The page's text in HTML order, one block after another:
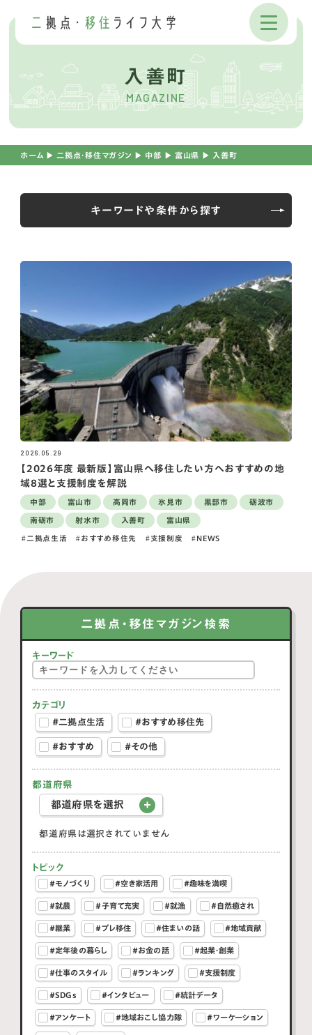
入善町
MAGAZINE
ホーム ▶︎ 二拠点・移住マガジン ▶︎ 中部 ▶︎ 富山県 ▶︎ 入善町
キーワードや条件から探す
2026.05.29
【2026年度 最新版】富山県へ移住したい方へおすすめの地
域8選と支援制度を解説
中部 富山市 高岡市 氷見市 黒部市 砺波市
南砺市 射水市 入善町 富山県
二拠点生活 おすすめ移住先 支援制度 NEWS
二拠点・移住マガジン検索
キーワード
カテゴリ
#二拠点生活
#おすすめ移住先
#おすすめ #その他
都道府県
都道府県を選択
都道府県は選択されていません
トピック
#モノづくり #空き家活用 #趣味を満喫
#就農 #子育て充実 #就漁 #自然癒され
#継業 #プレ移住 #住まいの話 #地域貢献
#定年後の暮らし #お金の話 #起業・創業
#仕事のスタイル #ランキング #支援制度
#SDGs #インタビュー #統計データ
#アンケート #地域おこし協力隊 #ワーケーション